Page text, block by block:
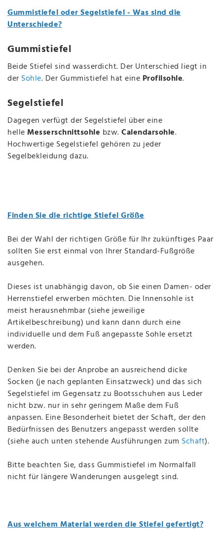
Gummistiefel oder Segelstiefel - Was sind die
Unterschiede?
Gummistiefel
Beide Stiefel sind wasserdicht. Der Unterschied liegt in
der Sohle. Der Gummistiefel hat eine Profilsohle.
Segelstiefel
Dagegen verfügt der Segelstiefel über eine
helleMesserschnittsohle bzw.Calendarsohle.
Hochwertige Segelstiefel gehören zu jeder
Segelbekleidung dazu.
Finden Sie die richtige Stiefel Größe
Bei der Wahl der richtigen Größe für Ihr zukünftiges Paar
sollten Sie erst einmal von Ihrer Standard-Fußgröße
ausgehen.
Dieses ist unabhängig davon, ob Sie einen Damen- oder
Herrenstiefel erwerben möchten. Die Innensohle ist
meist herausnehmbar (siehe jeweilige
Artikelbeschreibung) und kann dann durch eine
individuelle und dem Fuß angepasste Sohle ersetzt
werden.
Denken Sie bei der Anprobe an ausreichend dicke
Socken (je nach geplanten Einsatzweck) und das sich
Segelstiefel im Gegensatz zu Bootsschuhen aus Leder
nicht bzw. nur in sehr geringem Maße dem Fuß
anpassen. Eine Besonderheit bietet der Schaft, der den
Bedürfnissen des Benutzers angepasst werden sollte
(siehe auch unten stehende Ausführungen zum Schaft).
Bitte beachten Sie, dass Gummistiefel im Normalfall
nicht für längere Wanderungen ausgelegt sind.
Aus welchem Material werden die Stiefel gefertigt?